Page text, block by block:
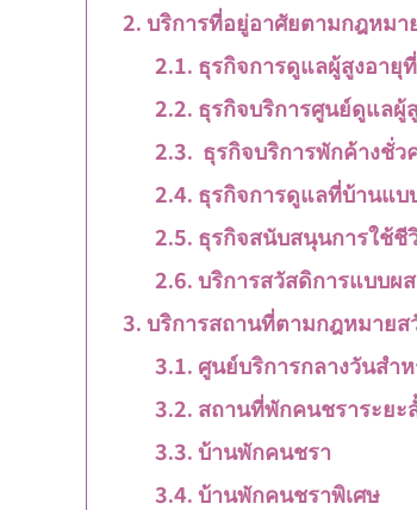
บริการที่อยู่อาศัยตามกฎหม
ธุรกิจการดูแลผู้สูงอายุ
ธุรกิจบริการศูนย์ดูแลผู้
ธุรกิจบริการพักค้างชั่ว
ธุรกิจการดูแลที่บ้านแ
ธุรกิจสนับสนุนการใช้ชี
บริการสวัสดิการแบบผ
บริการสถานที่ตามกฎหมาย
ศูนย์บริการกลางวันสำ
สถานที่พักคนชราระยะ
บ้านพักคนชรา
บ้านพักคนชราพิเศษ